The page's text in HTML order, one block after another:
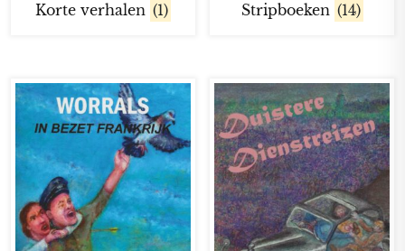
Korte verhalen (1) Stripboeken (14)